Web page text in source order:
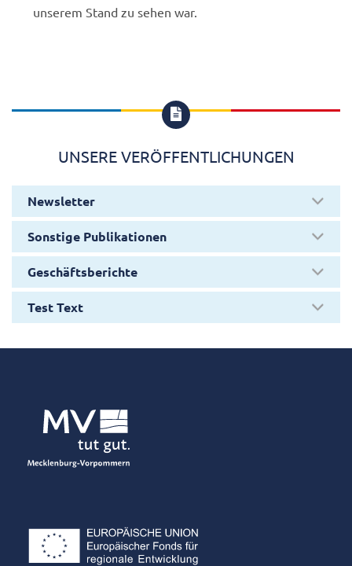
unserem Stand zu sehen war.

UNSERE VERÖFFENTLICHUNGEN
Newsletter
Sonstige Publikationen
Geschäftsberichte
Test Text